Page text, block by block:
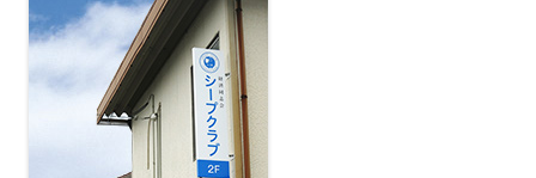
シ
ョ